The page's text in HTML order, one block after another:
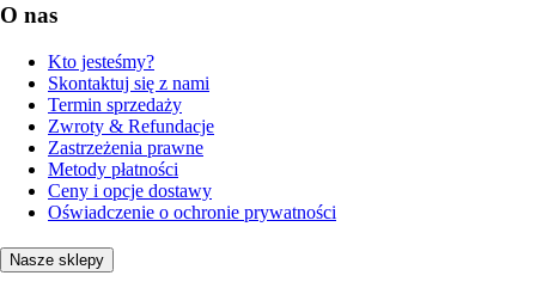
O nas
Kto jesteśmy?
Skontaktuj się z nami
Termin sprzedaży
Zwroty & Refundacje
Zastrzeżenia prawne
Metody płatności
Ceny i opcje dostawy
Oświadczenie o ochronie prywatności
Nasze sklepy